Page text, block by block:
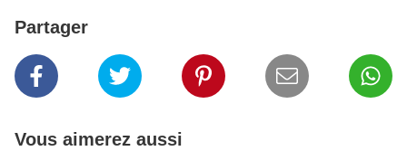
Partager
Vous aimerez aussi